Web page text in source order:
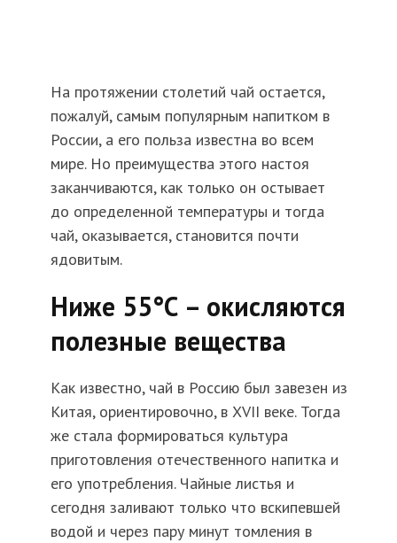
На протяжении столетий чай остается,
пожалуй, самым популярным напитком в
России, а его польза известна во всем
мире. Но преимущества этого настоя
заканчиваются, как только он остывает
до определенной температуры и тогда
чай, оказывается, становится почти
ядовитым.
Ниже 55°С – окисляются
полезные вещества
Как известно, чай в Россию был завезен из
Китая, ориентировочно, в XVII веке. Тогда
же стала формироваться культура
приготовления отечественного напитка и
его употребления. Чайные листья и
сегодня заливают только что вскипевшей
водой и через пару минут томления в